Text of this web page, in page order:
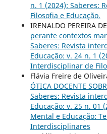
n. 1 (2024): Saberes:
Filosofia e Educação.
IRENALDO PEREIRA
perante contextos
Saberes: Revista
Educação: v. 24 n. 1
Interdisciplinar de
Flávia Freire de
ÓTICA DOCENTE
Saberes: Revista
Educação: v. 25 n. 01
Mental e Educação:
Interdisciplinares